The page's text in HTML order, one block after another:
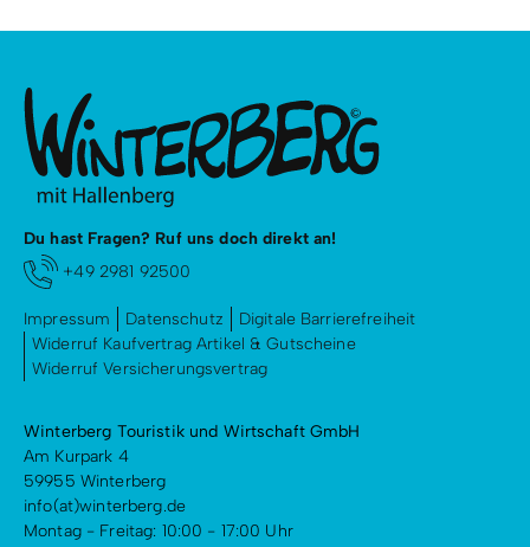
Du hast Fragen? Ruf uns doch direkt an!
+49 2981 92500
Impressum Datenschutz
Digitale Barrierefreiheit
Widerruf Kaufvertrag Artikel & Gutscheine
Widerruf Versicherungsvertrag
Winterberg Touristik und Wirtschaft GmbH
Am Kurpark 4
59955 Winterberg
info(at)winterberg.de
Montag - Freitag: 10:00 - 17:00 Uhr